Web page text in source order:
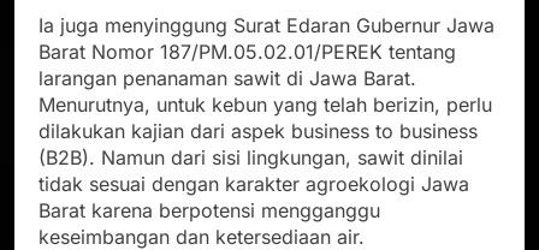
Ia juga menyinggung Surat Edaran Gubernur Jawa
Barat Nomor 187/PM.05.02.01/PEREK tentang
larangan penanaman sawit di Jawa Barat.
Menurutnya, untuk kebun yang telah berizin, perlu
dilakukan kajian dari aspek business to business
(B2B). Namun dari sisi lingkungan, sawit dinilai
tidak sesuai dengan karakter agroekologi Jawa
Barat karena berpotensi mengganggu
keseimbangan dan ketersediaan air.